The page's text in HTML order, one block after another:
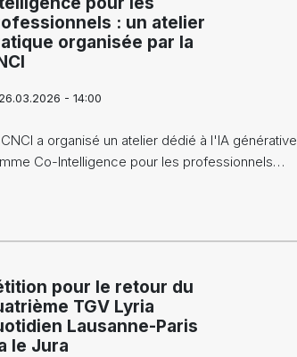
: un atelier
organisée par la
26.03.2026 - 14:00
a organisé un atelier dédié à l'IA générative
Co-Intelligence pour les professionnels…
pour le retour du
TGV Lyria
Lausanne-Paris
le Jura